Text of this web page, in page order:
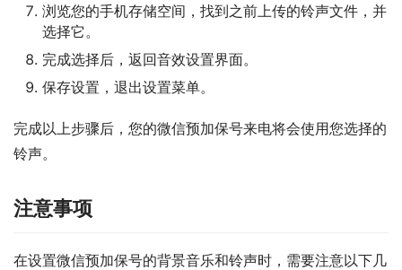
浏览您的手机存储空间，找到之前上传的铃声文件，并
选择它。
完成选择后，返回音效设置界面。
保存设置，退出设置菜单。
完成以上步骤后，您的微信预加保号来电将会使用您选择的
铃声。
注意事项
在设置微信预加保号的背景音乐和铃声时，需要注意以下几